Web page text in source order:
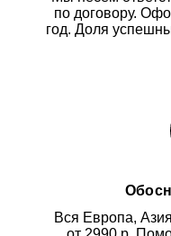
по договору.
год. Доля
Вся Европа,